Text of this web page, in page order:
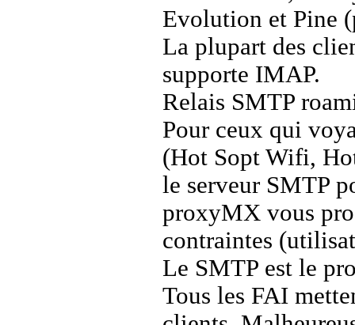
Evolution et Pine
La plupart des
supporte IMAP.
Relais SMTP
Pour ceux qui
(Hot Sopt Wifi,
le serveur SMTP
proxyMX vous
contraintes
Le SMTP est le
Tous les FAI